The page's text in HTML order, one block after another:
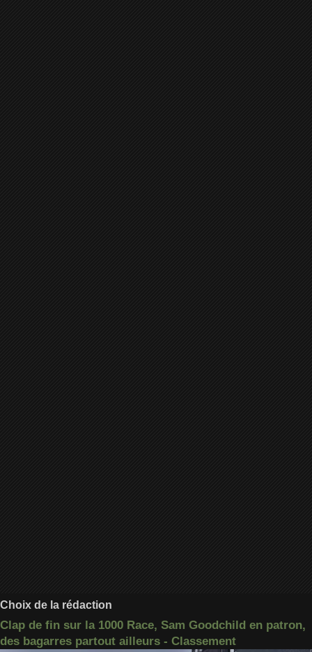
Choix de la rédaction
Clap de fin sur la 1000 Race, Sam Goodchild en patron,
des bagarres partout ailleurs - Classement